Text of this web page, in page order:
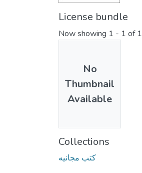
License bundle
Now showing 1 - 1 of 1
No
Thumbnail
Available
Collections
كتب مجانيه